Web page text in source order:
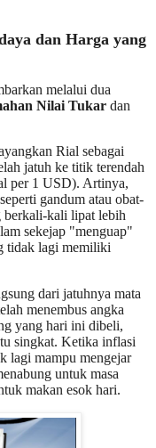
dan Harga yang
melalui dua
Nilai Tukar dan
Rial sebagai
jatuh ke titik terendah
per 1 USD). Artinya,
gandum atau obat-
berkali-kali lipat lebih
sekejap "menguap"
tidak lagi memiliki
dari jatuhnya mata
menembus angka
yang hari ini dibeli,
singkat. Ketika inflasi
lagi mampu mengejar
untuk masa
makan esok hari.